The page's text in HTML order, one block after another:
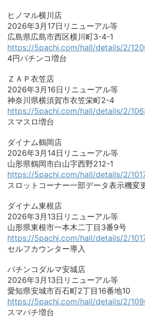
ヒノマル横川店
2026年3月17日リニューアル等
広島県広島市西区横川町3-4-1
https://5pachi.com/hall/details/2/
4円パチンコ増台
ＺＡＰ衣笠店
2026年3月16日リニューアル等
神奈川県横須賀市衣笠栄町2-4
https://5pachi.com/hall/details/2/
スマスロ増台
ダイナム鶴岡店
2026年3月14日リニューアル等
山形県鶴岡市白山字西野212-1
https://5pachi.com/hall/details/2/
スロットコーナー一部データ表示機変
ダイナム東根店
2026年3月13日リニューアル等
山形県東根市一本木二丁目3番9号
https://5pachi.com/hall/details/2/
セルフカウンター導入
パチンコダルマ安城店
2026年3月13日リニューアル等
愛知県安城市百石町2丁目16番地10
https://5pachi.com/hall/details/2/
スマパチ増台